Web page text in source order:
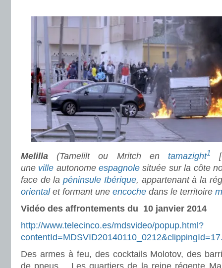
Melilla (Tamelilt ou Mritch entamazight1
une ville autonomeespagnole située sur la côte
face de lapéninsule Ibérique, appartenant à la
orientalet formant une encoche dans le territoire
Vidéo des affrontements du 10 janvier 2014
http://www.telecinco.es/mdsvideo/popup.html?
Des armes à feu, des cocktails Molotov, des